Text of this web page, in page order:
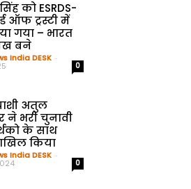
को ESRDS-
ऑफ ट्रस्टी में
गया – भारत
बने
India DESK -
0
अतुल
भरी चुनावी
के साथ
किया
India DESK -
0